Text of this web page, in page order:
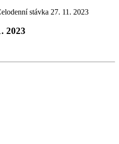
stávka 27. 11. 2023
2023